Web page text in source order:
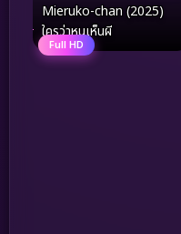
Full HD
Mieruko-chan (2025)
ใครว่าหนูเห็นผี